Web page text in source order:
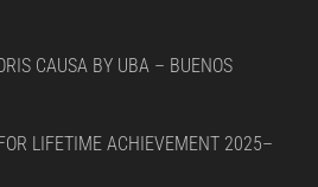
CAUSA BY UBA – BUENOS
LIFETIME ACHIEVEMENT 2025–